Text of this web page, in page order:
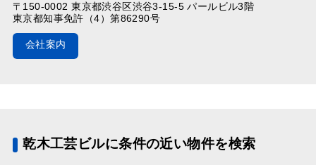
〒150-0002 東京都渋谷区渋谷3-15-5 パールビル3階
東京都知事免許（4）第86290号
会社案内
乾木工芸ビルに条件の近い物件を検索